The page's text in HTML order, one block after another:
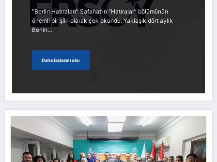
“Berlin Hatıraları” Safahat’ın “Hatıralar” bölümünün
önemli bir şiiri olarak çok okundu. Yaklaşık dört aylık
Berlin…
Daha fazlasını oku